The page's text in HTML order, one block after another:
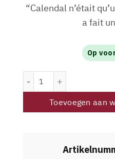
“Calendal n’était
a fait
Op
Toevoegen aan